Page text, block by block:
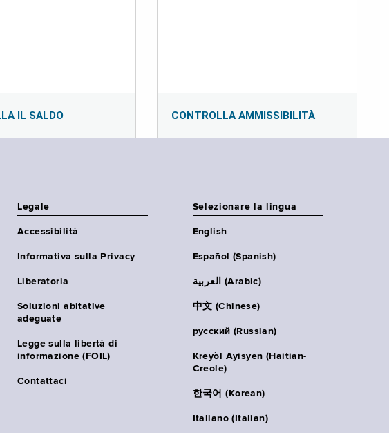
IL SALDO CONTROLLA AMMISSIBILITÀ
Legale
Accessibilità
Informativa sulla Privacy
Liberatoria
Soluzioni abitative
adeguate
Legge sulla libertà di
informazione (FOIL)
Contattaci
Selezionare la lingua
English
Español (Spanish)
العربية (Arabic)
中文 (Chinese)
русский (Russian)
Kreyòl Ayisyen (Haitian-
Creole)
한국어 (Korean)
Italiano (Italian)